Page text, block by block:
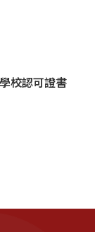
校認可證書